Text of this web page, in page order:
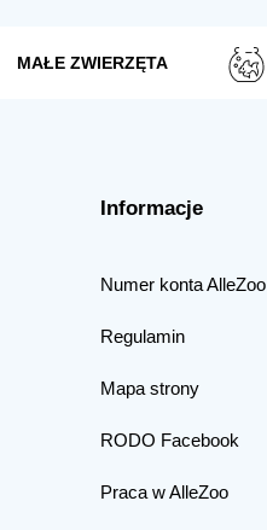
MAŁE ZWIERZĘTA
Informacje
Numer konta AlleZoo
Regulamin
Mapa strony
RODO Facebook
Praca w AlleZoo